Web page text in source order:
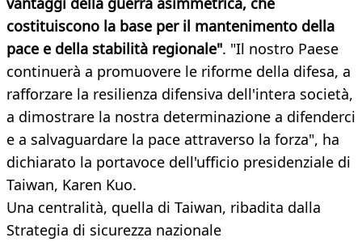
costituiscono la base per il mantenimento della
pace e della stabilità regionale". "Il nostro Paese
continuerà a promuovere le riforme della difesa, a
rafforzare la resilienza difensiva dell'intera società,
a dimostrare la nostra determinazione a difenderci
e a salvaguardare la pace attraverso la forza", ha
dichiarato la portavoce dell'ufficio presidenziale di
Taiwan, Karen Kuo.
Una centralità, quella di Taiwan, ribadita dalla
Strategia di sicurezza nazionale